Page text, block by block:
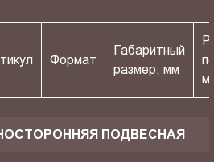
Формат
Габаритный
размер, мм
ПОДВЕСНАЯ